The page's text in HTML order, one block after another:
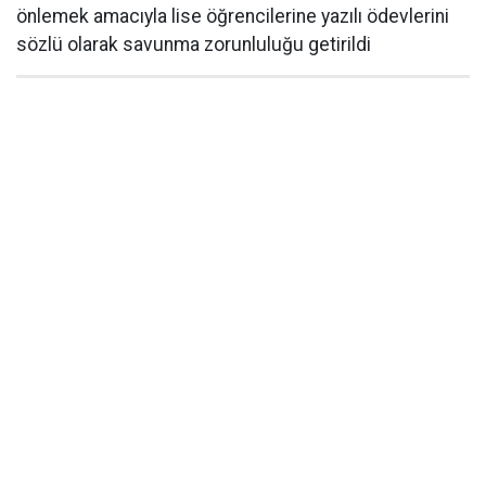
önlemek amacıyla lise öğrencilerine yazılı ödevlerini
sözlü olarak savunma zorunluluğu getirildi